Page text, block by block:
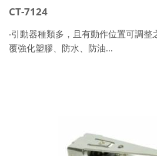
CT-7124
‧引動器種類多，且有動作位置可調整
覆強化塑膠、防水、防油...